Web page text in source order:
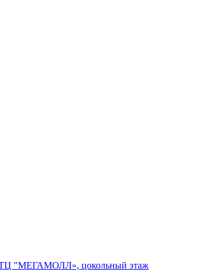
ТЦ "МЕГАМОЛЛ», цокольный этаж